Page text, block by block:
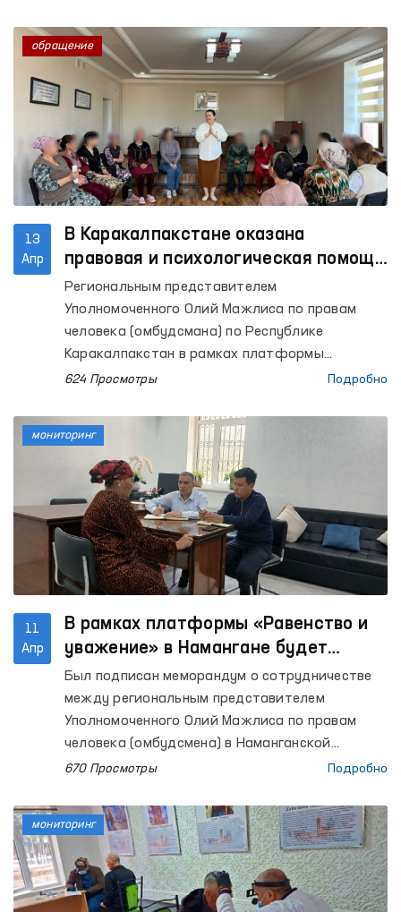
Ферганской, Кашкадарьинской, Бухарской,
Ташкентской, Наманганской,
Сурхандарьинской, Хорезмской и Навоийской
областях и городе Ташкенте, приняли участие
более 1000 учащихся.
13
Апр
В Каракалпакстане оказана
правовая и психологическая помощь
женщинам, пострадавшим от
насилия
Региональным представителем
Уполномоченного Олий Мажлиса по правам
человека (омбудсмана) по Республике
Каракалпакстан в рамках платформы
«Равенство и уважение» в территориальном
реабилитации и адаптации женщин
Национального агентства социальной защиты
при Президенте Республики Узбекистан было
организовано мероприятие «Автобус правовой
помощи».
624 Просмотры Подробно
обращение
11
Апр
В рамках платформы «Равенство и
уважение» в Намангане будет
проводиться индивидуальная
работа с агрессорами,
совершившими насилие.
Был подписан меморандум о сотрудничестве
между региональным представителем
Уполномоченного Олий Мажлиса по правам
человека (омбудсмена) в Наманганской
области и территориальным центром города
женщин при Национальном агентстве
социальной защиты. Данное соглашение
направлено на дальнейшее усиление правовой,
психологической и социальной поддержки
женщин, пострадавших от насилия.
670 Просмотры Подробно
мониторинг
мониторинг